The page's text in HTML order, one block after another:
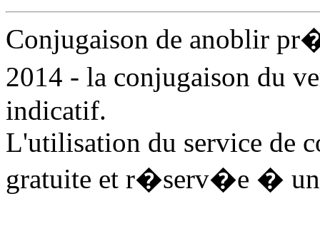
Conjugaison de anoblir
2014 - la conjugaison du
indicatif.
L'utilisation du service de
gratuite et r�serv�e � un